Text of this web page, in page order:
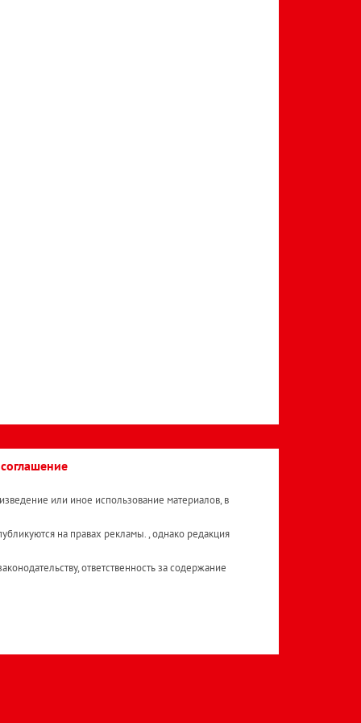
или иное использование материалов, в
на правах рекламы. , однако редакция
ответственность за содержание